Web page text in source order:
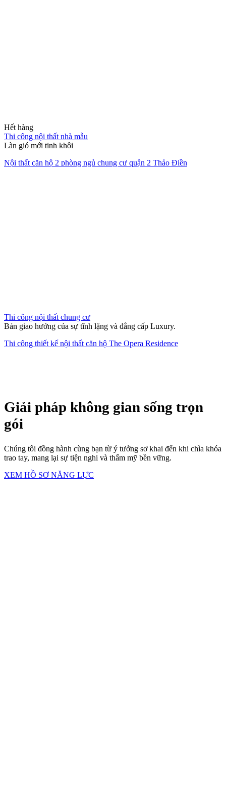
Hết hàng
Thi công nội thất nhà mẫu
Làn gió mới tinh khôi
Nội thất căn hộ 2 phòng ngủ chung cư quận 2 Thảo Điền
Thi công nội thất chung cư
Bản giao hưởng của sự tĩnh lặng và đẳng cấp Luxury.
Thi công thiết kế nội thất căn hộ The Opera Residence
Giải pháp không gian sống trọn
gói
Chúng tôi đồng hành cùng bạn từ ý tưởng sơ khai đến khi chìa khóa
trao tay, mang lại sự tiện nghi và thẩm mỹ bền vững.
XEM HỒ SƠ NĂNG LỰC